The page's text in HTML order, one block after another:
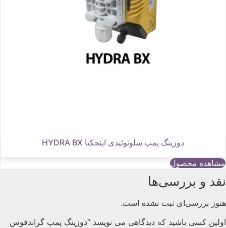
دوزینگ پمپ سلونوئیدی اینجکتا HYDRA BX
مشاهده محصول
نقد و بررسی‌ها
هنوز بررسی‌ای ثبت نشده است.
اولین کسی باشید که دیدگاهی می نویسد “دوزینگ پمپ گراندفوس